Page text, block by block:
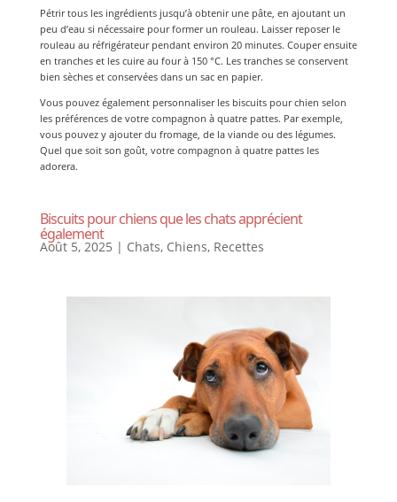
Pétrir tous les ingrédients jusqu’à obtenir une pâte, en ajoutant un
peu d’eau si nécessaire pour former un rouleau. Laisser reposer le
rouleau au réfrigérateur pendant environ 20 minutes. Couper ensuite
en tranches et les cuire au four à 150 °C. Les tranches se conservent
bien sèches et conservées dans un sac en papier.
Vous pouvez également personnaliser les biscuits pour chien selon
les préférences de votre compagnon à quatre pattes. Par exemple,
vous pouvez y ajouter du fromage, de la viande ou des légumes.
Quel que soit son goût, votre compagnon à quatre pattes les
adorera.
Biscuits pour chiens que les chats apprécient
également
Août 5, 2025 | Chats, Chiens, Recettes